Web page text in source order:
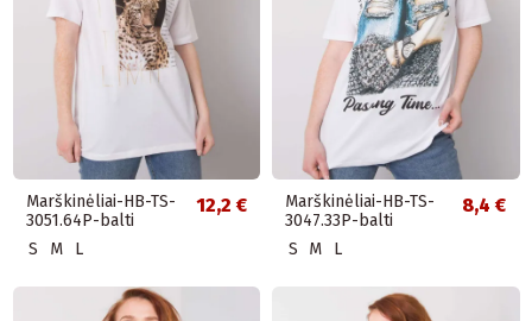
Marškinėliai-HB-TS-
3051.64P-balti
12,2 €
S M L
Marškinėliai-HB-TS-
3047.33P-balti
8,4 €
S M L